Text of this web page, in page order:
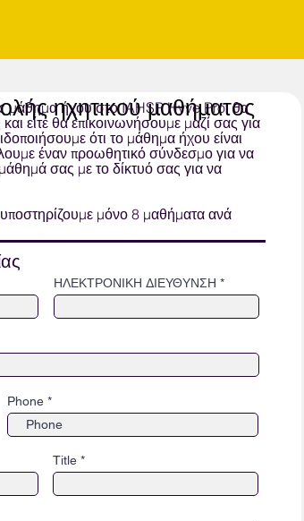
ηχητικού μαθήματος
μάθημα ήχου στο IAHSP Hyve Pro, θα
είτε θα επικοινωνήσουμε μαζί σας για
ότι το μάθημα ήχου είναι
έναν προωθητικό σύνδεσμο για να
σας με το δίκτυό σας για να
μόνο 8 μαθήματα ανά
ΗΛΕΚΤΡΟΝΙΚΗ ΔΙΕΥΘΥΝΣΗ
Phone
Title